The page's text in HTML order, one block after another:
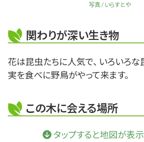
写真 / いらすとや
関わりが深い生き物
花は昆虫たちに人気で、 いろいろな
実を食べに野鳥がやって来ます。
この木に会える場所
タップすると地図が表